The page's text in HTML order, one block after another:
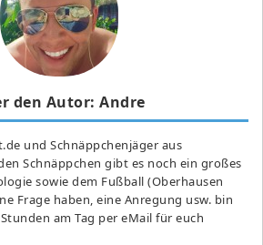
den Autor: Andre
und Schnäppchenjäger aus
Schnäppchen gibt es noch ein großes
sowie dem Fußball (Oberhausen
Frage haben, eine Anregung usw. bin
am Tag per eMail für euch